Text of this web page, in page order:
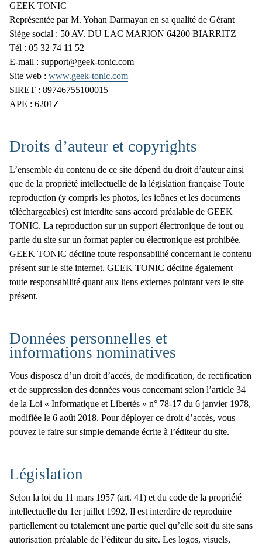
GEEK TONIC
Représentée par M. Yohan Darmayan en sa qualité de Gérant
Siège social : 50 AV. DU LAC MARION 64200 BIARRITZ
Tél : 05 32 74 11 52
E-mail : support@geek-tonic.com
Site web : www.geek-tonic.com
SIRET : 89746755100015
APE : 6201Z
Droits d’auteur et copyrights
L’ensemble du contenu de ce site dépend du droit d’auteur ainsi
que de la propriété intellectuelle de la législation française Toute
reproduction (y compris les photos, les icônes et les documents
téléchargeables) est interdite sans accord préalable de GEEK
TONIC. La reproduction sur un support électronique de tout ou
partie du site sur un format papier ou électronique est prohibée.
GEEK TONIC décline toute responsabilité concernant le contenu
présent sur le site internet. GEEK TONIC décline également
toute responsabilité quant aux liens externes pointant vers le site
présent.
Données personnelles et
informations nominatives
Vous disposez d’un droit d’accès, de modification, de rectification
et de suppression des données vous concernant selon l’article 34
de la Loi « Informatique et Libertés » n° 78-17 du 6 janvier 1978,
modifiée le 6 août 2018. Pour déployer ce droit d’accès, vous
pouvez le faire sur simple demande écrite à l’éditeur du site.
Législation
Selon la loi du 11 mars 1957 (art. 41) et du code de la propriété
intellectuelle du 1er juillet 1992, Il est interdire de reproduire
partiellement ou totalement une partie quel qu’elle soit du site sans
autorisation préalable de l’éditeur du site. Les logos, visuels,